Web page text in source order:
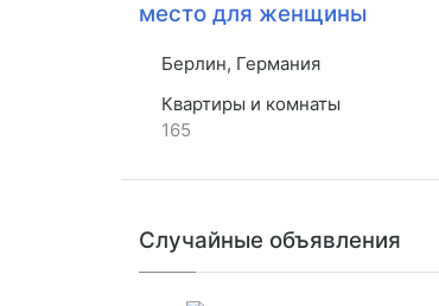
место для женщины
Берлин, Германия
Квартиры и комнаты
165
Случайные объявления